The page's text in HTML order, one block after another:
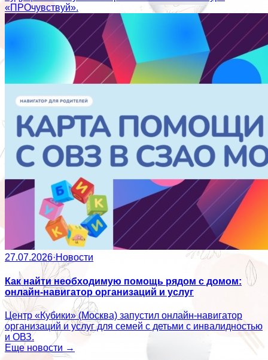
«ПРОчувствуй».
27.07.2026·Новости
Как найти необходимую помощь рядом с домом:
онлайн-навигатор организаций и услуг
Центр «Кубики» (Москва) запустил онлайн-навигатор
организаций и услуг для семей с детьми с инвалидностью
и ОВЗ.
Еще новости →